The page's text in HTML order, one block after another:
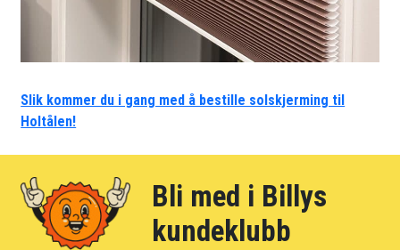
Slik kommer du i gang med å bestille solskjerming til
Holtålen!
Bli med i Billys
kundeklubb